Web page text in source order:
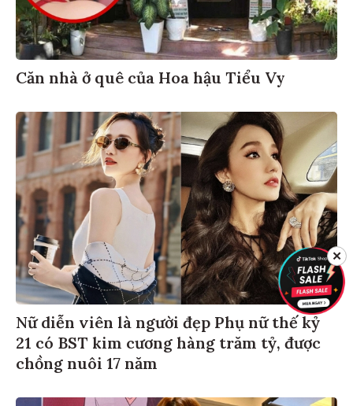
Căn nhà ở quê của Hoa hậu Tiểu Vy
Nữ diễn viên là người đẹp Phụ nữ thế kỷ
21 có BST kim cương hàng trăm tỷ, được
chồng nuôi 17 năm
✕